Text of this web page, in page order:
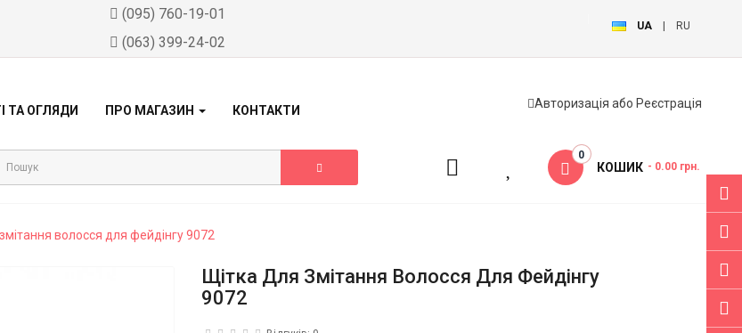
(095) 760-19-01
(063) 399-24-02
UA RU
ТА ОГЛЯДИ ПРО МАГАЗИН КОНТАКТИ Авторизація або Реєстрація
КОШИК
0
- 0.00 грн.
змітання волосся для фейдінгу 9072
Щітка Для Змітання Волосся Для Фейдінгу
9072